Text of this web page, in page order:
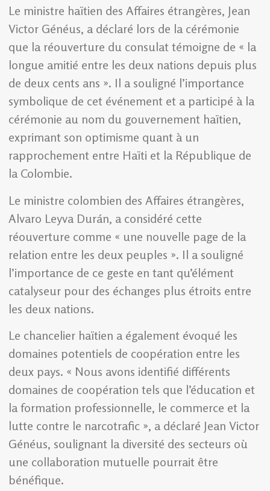
Le ministre haïtien des Affaires étrangères, Jean
Victor Généus, a déclaré lors de la cérémonie
que la réouverture du consulat témoigne de « la
longue amitié entre les deux nations depuis plus
de deux cents ans ». Il a souligné l’importance
symbolique de cet événement et a participé à la
cérémonie au nom du gouvernement haïtien,
exprimant son optimisme quant à un
rapprochement entre Haïti et la République de
la Colombie.
Le ministre colombien des Affaires étrangères,
Alvaro Leyva Durán, a considéré cette
réouverture comme « une nouvelle page de la
relation entre les deux peuples ». Il a souligné
l’importance de ce geste en tant qu’élément
catalyseur pour des échanges plus étroits entre
les deux nations.
Le chancelier haïtien a également évoqué les
domaines potentiels de coopération entre les
deux pays. « Nous avons identifié différents
domaines de coopération tels que l’éducation et
la formation professionnelle, le commerce et la
lutte contre le narcotrafic », a déclaré Jean Victor
Généus, soulignant la diversité des secteurs où
une collaboration mutuelle pourrait être
bénéfique.